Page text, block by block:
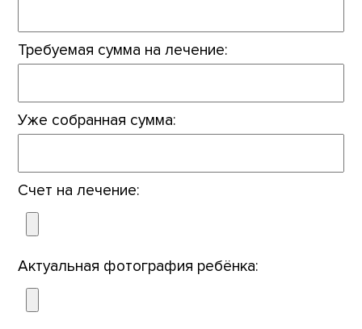
Требуемая сумма на лечение:
Уже собранная сумма:
Счет на лечение:
Актуальная фотография ребёнка: